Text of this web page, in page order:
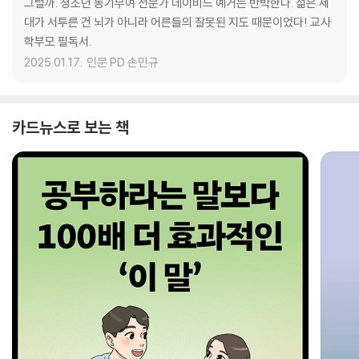
대가 서투른 건 뇌가 아니라 어른들의 잘못된 지도 때문이었다! 교사
학부모 필독서.
2025.01.17. 인문 PD 손민규
카드뉴스로 보는 책